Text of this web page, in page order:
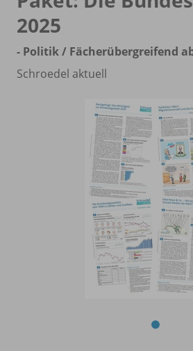
2025
- Politik / Fächerübergreifend
Schroedel aktuell